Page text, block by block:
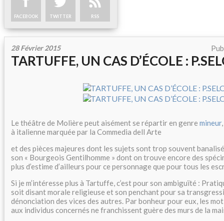
FACEBOOK TWITTER RSS
28 Février 2015
TARTUFFE, UN CAS D’ÉCOLE :
Le théâtre de Molière peut aisément se répartir en genre mineur
à italienne marquée par la Commedia dell Arte
et des pièces majeures dont les sujets sont trop souvent
son « Bourgeois Gentilhomme » dont on trouve encore des
plus d’estime d’ailleurs pour ce personnage que pour tous les
Si je m’intéresse plus à Tartuffe, c’est pour son ambiguïté :
soit disant morale religieuse et son penchant pour sa
dénonciation des vices des autres. Par bonheur pour eux, les
aux individus concernés ne franchissent guère des murs de la